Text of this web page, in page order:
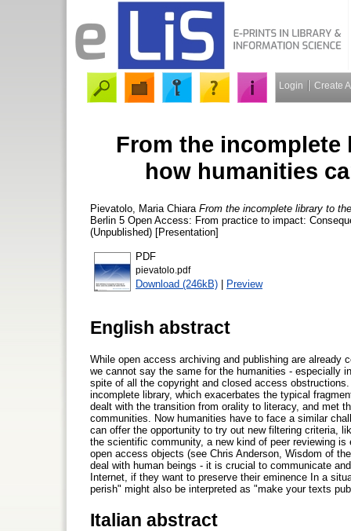
Login Create
From the
how humanities
Pievatolo, Maria Chiara From the incomplete library to
Berlin 5 Open Access: From practice to impact:
(Unpublished) [Presentation]
PDF
pievatolo.pdf
Download (246kB) | Preview
English abstract
While open access archiving and publishing are
we cannot say the same for the humanities - especially
spite of all the copyright and closed access
incomplete library, which exacerbates the typical
dealt with the transition from orality to literacy, and met
communities. Now humanities have to face a similar
can offer the opportunity to try out new filtering criteria,
the scientific community, a new kind of peer reviewing
open access objects (see Chris Anderson, Wisdom of
deal with human beings - it is crucial to communicate
Internet, if they want to preserve their eminence In a
perish" might also be interpreted as "make your texts
Italian abstract